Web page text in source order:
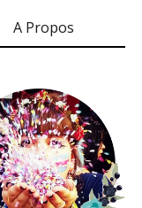
A Propos